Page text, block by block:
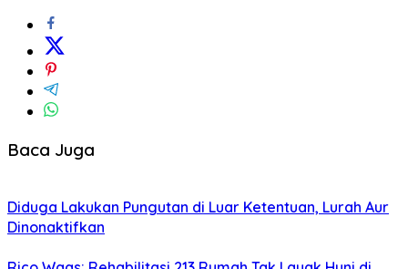
Baca Juga
Diduga Lakukan Pungutan di Luar Ketentuan, Lurah Aur
Dinonaktifkan